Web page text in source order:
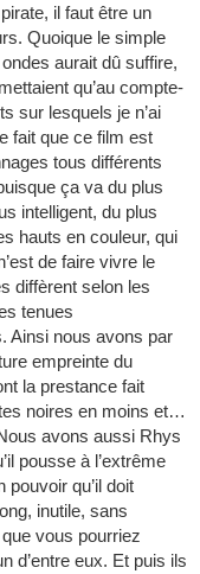
il faut être un
Quoique le simple
aurait dû suffire,
qu’au compte-
sur lesquels je n’ai
fait que ce film est
tous différents
ça va du plus
intelligent, du plus
hauts en couleur, qui
de faire vivre le
diffèrent selon les
tenues
Ainsi nous avons par
empreinte du
la prestance fait
noires en moins et…
avons aussi Rhys
pousse à l’extrême
pouvoir qu’il doit
inutile, sans
vous pourriez
d’entre eux. Et puis ils